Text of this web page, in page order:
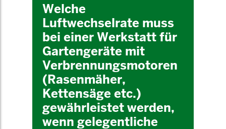
Welche
Luftwechselrate muss
bei einer Werkstatt für
Gartengeräte mit
Verbrennungsmotoren
(Rasenmäher,
Kettensäge etc.)
gewährleistet werden,
wenn gelegentliche